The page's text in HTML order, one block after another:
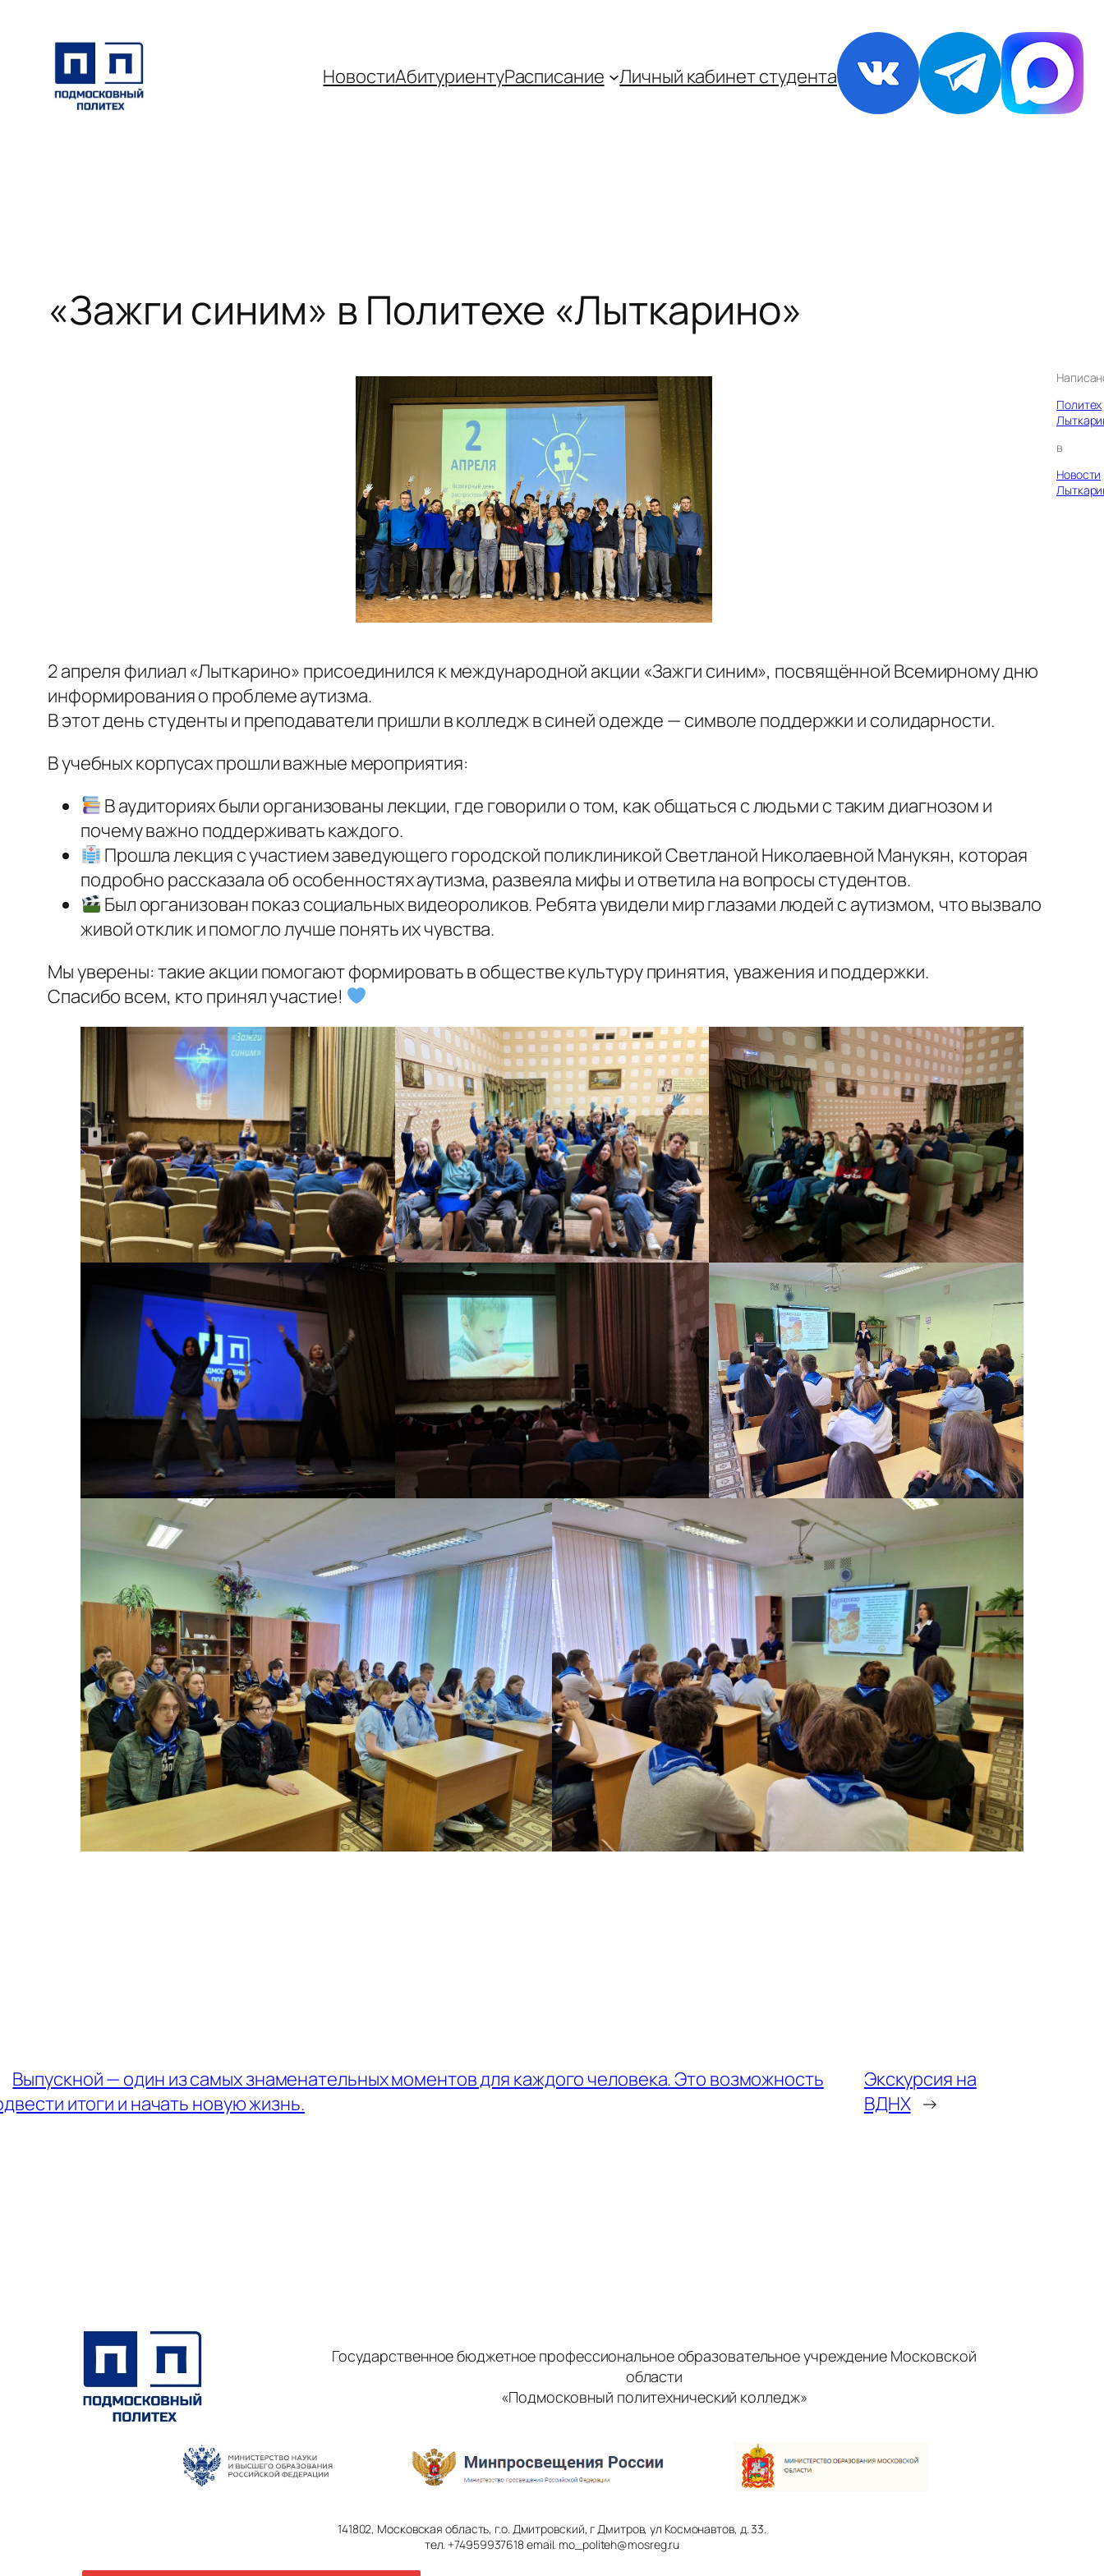
содержимому
НовостиАбитуриентуРаспиcание Личный кабинет студента
«Зажги синим» в Политехе «Лыткарино»
Политех
в
Новости
2 апреля филиал «Лыткарино» присоединился к международной акции «Зажги синим», посвящённой Всемирному дню
информирования о проблеме аутизма.
В этот день студенты и преподаватели пришли в колледж в синей одежде — символе поддержки и солидарности.
В учебных корпусах прошли важные мероприятия:
В аудиториях были организованы лекции, где говорили о том, как общаться с людьми с таким диагнозом и
почему важно поддерживать каждого.
Прошла лекция с участием заведующего городской поликлиникой Светланой Николаевной Манукян, которая
подробно рассказала об особенностях аутизма, развеяла мифы и ответила на вопросы студентов.
Был организован показ социальных видеороликов. Ребята увидели мир глазами людей с аутизмом, что вызвало
живой отклик и помогло лучше понять их чувства.
Мы уверены: такие акции помогают формировать в обществе культуру принятия, уважения и поддержки.
Спасибо всем, кто принял участие!
Выпускной — один из самых знаменательных моментов для каждого человека. Это возможность
итоги и начать новую жизнь.
Экскурсия на
ВДНХ →
Государственное бюджетное профессиональное образовательное учреждение Московской
области
«Подмосковный политехнический колледж»
141802, Московская область, г.о. Дмитровский, г Дмитров, ул Космонавтов, д. 33.
тел. +74959937618 email. mo_politeh@mosreg.ru